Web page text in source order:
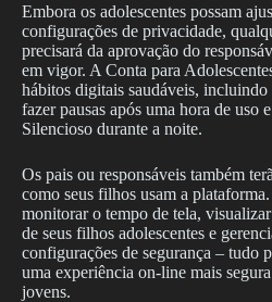
Embora os adolescentes possam
configurações de privacidade,
precisará da aprovação do
em vigor. A Conta para
hábitos digitais saudáveis, incluindo
fazer pausas após uma hora de uso
Silencioso durante a noite.
Os pais ou responsáveis também
como seus filhos usam a
monitorar o tempo de tela,
de seus filhos adolescentes e
configurações de segurança – tudo
uma experiência on-line mais
jovens.